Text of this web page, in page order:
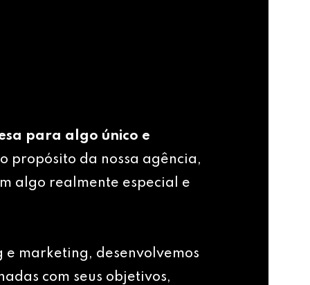
para algo único e
o propósito da nossa agência,
algo realmente especial e
marketing, desenvolvemos
com seus objetivos,